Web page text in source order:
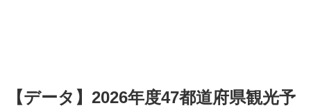
【データ】2026年度47都道府県観光予